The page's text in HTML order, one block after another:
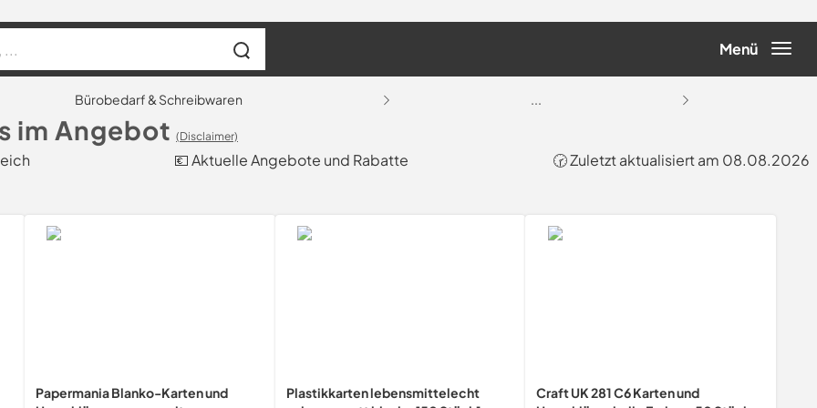
Menü
Bürobedarf & Schreibwaren ...
im Angebot (Disclaimer)
💶 Aktuelle Angebote und Rabatte 🕝 Zuletzt aktualisiert am 08.08.2026
Papermania Blanko-Karten und
Plastikkarten lebensmittelecht
Craft UK 281 C6 Karten und